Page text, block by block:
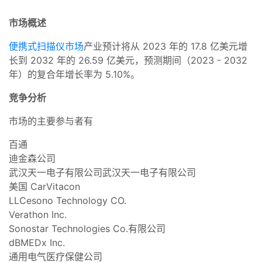
市场概述
便携式扫描仪市场产业预计将从 2023 年的 17.8 亿美元增
长到 2032 年的 26.59 亿美元，预测期间（2023 - 2032
年）的复合年增长率为 5.10%。
竞争分析
市场的主要参与者有
百通
迪金森公司
武汉天一电子有限公司武汉天一电子有限公司
美国 CarVitacon
LLCesono Technology CO.
Verathon Inc.
Sonostar Technologies Co.有限公司
dBMEDx Inc.
通用电气医疗保健公司